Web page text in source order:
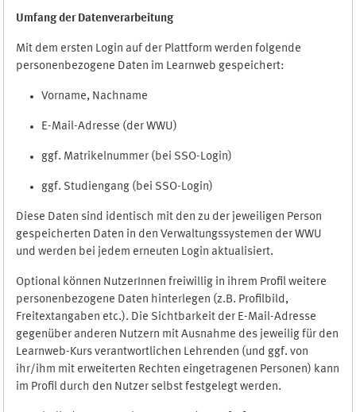
Umfang der Datenverarbeitung
Mit dem ersten Login auf der Plattform werden folgende
personenbezogene Daten im Learnweb gespeichert:
Vorname, Nachname
E-Mail-Adresse (der WWU)
ggf. Matrikelnummer (bei SSO-Login)
ggf. Studiengang (bei SSO-Login)
Diese Daten sind identisch mit den zu der jeweiligen Person
gespeicherten Daten in den Verwaltungssystemen der WWU
und werden bei jedem erneuten Login aktualisiert.
Optional können NutzerInnen freiwillig in ihrem Profil weitere
personenbezogene Daten hinterlegen (z.B. Profilbild,
Freitextangaben etc.). Die Sichtbarkeit der E-Mail-Adresse
gegenüber anderen Nutzern mit Ausnahme des jeweilig für den
Learnweb-Kurs verantwortlichen Lehrenden (und ggf. von
ihr/ihm mit erweiterten Rechten eingetragenen Personen) kann
im Profil durch den Nutzer selbst festgelegt werden.